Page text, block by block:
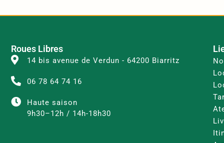
Roues Libres
14 bis avenue de Verdun - 64200 Biarritz
06 78 64 74 16
Haute saison
9h30–12h / 14h-18h30